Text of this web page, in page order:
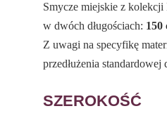
Smycze miejskie z
w dwóch długościach:
Z uwagi na specyfikę
przedłużenia standardowej
SZEROKOŚĆ